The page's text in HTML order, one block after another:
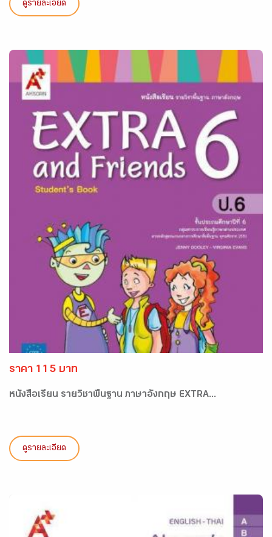
ดูรายละเอียด
ราคา 115 บาท
หนังสือเรียน รายวิชาพื้นฐาน ภาษาอังกฤษ EXTRA...
ดูรายละเอียด